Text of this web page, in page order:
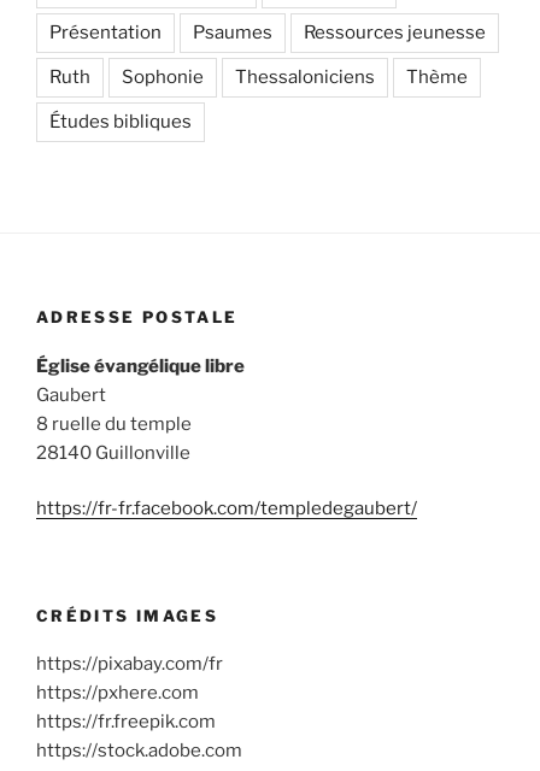
Présentation Psaumes Ressources jeunesse
Ruth Sophonie Thessaloniciens Thème
Études bibliques
ADRESSE POSTALE
Église évangélique libre
Gaubert
8 ruelle du temple
28140 Guillonville
https://fr-fr.facebook.com/templedegaubert/
CRÉDITS IMAGES
https://pixabay.com/fr
https://pxhere.com
https://fr.freepik.com
https://stock.adobe.com